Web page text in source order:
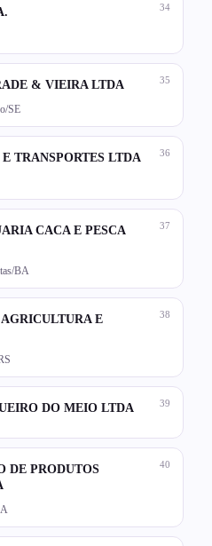
34
35
& VIEIRA LTDA
SE
36
TRANSPORTES LTDA
37
CACA E PESCA
BA
38
E
39
DO MEIO LTDA
40
DE PRODUTOS